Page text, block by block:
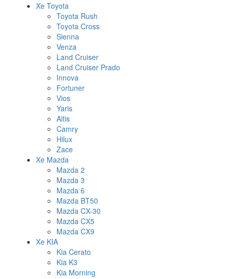
Xe Toyota
Toyota Rush
Toyota Cross
Sienna
Venza
Land Cruiser
Land Cruiser Prado
Innova
Fortuner
Vios
Yaris
Altis
Camry
Hilux
Zace
Xe Mazda
Mazda 2
Mazda 3
Mazda 6
Mazda BT50
Mazda CX-30
Mazda CX5
Mazda CX9
Xe KIA
Kia Cerato
Kia K3
Kia Morning